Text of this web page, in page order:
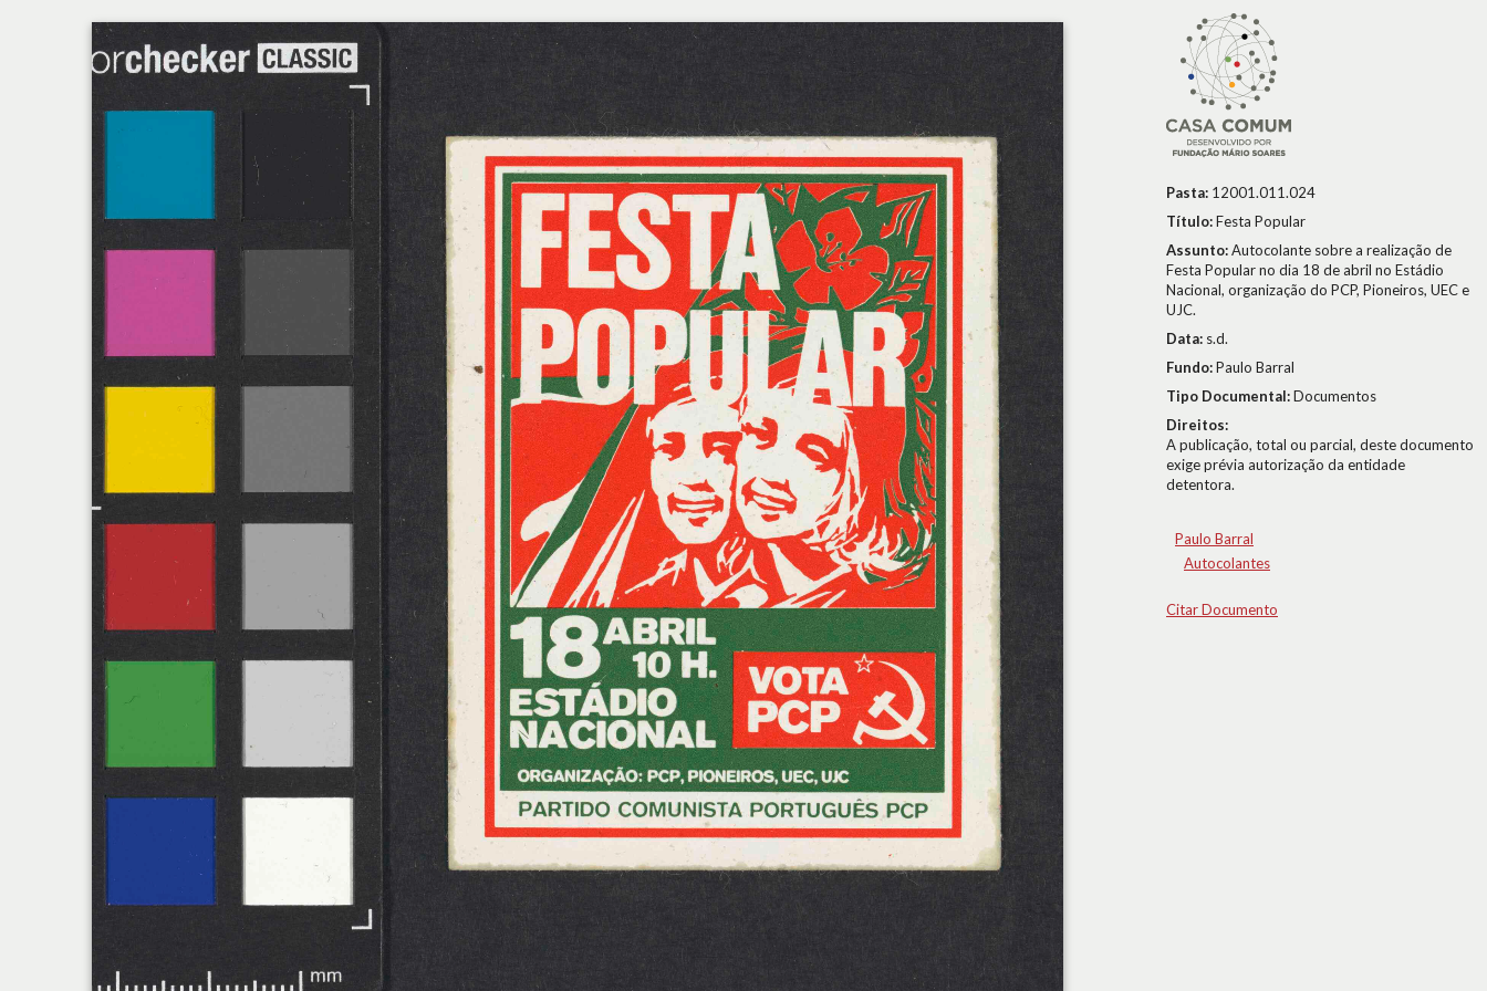
Pasta: 12001.011.024
Título:Festa Popular
Assunto:Autocolante sobre a realização de
Festa Popular no dia 18 de abril no Estádio
Nacional, organização do PCP, Pioneiros, UEC e
UJC.
Data: s.d.
Fundo:Paulo Barral
Tipo Documental:Documentos
Direitos:
A publicação, total ou parcial, deste documento
exige prévia autorização da entidade
detentora.
Paulo Barral
Autocolantes
Citar Documento